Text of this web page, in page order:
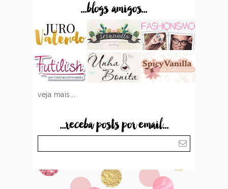
...blogs amigos...
veja mais...
...receba posts por email...